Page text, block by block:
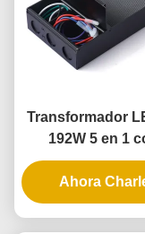
Transformador
192W 5 en 1
regulación IP65
universales
Ahora